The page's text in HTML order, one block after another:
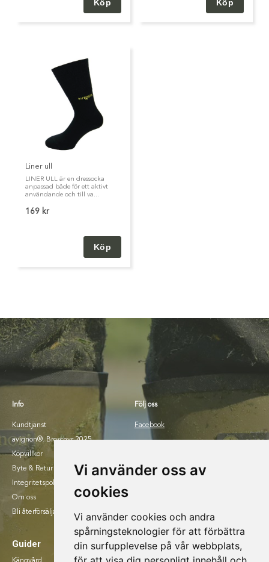
Vi använder oss av
cookies
Vi använder cookies och andra
spårningsteknologier för att förbättra
din surfupplevelse på vår webbplats,
Liner ull
LINER ULL är en dressocka
anpassad både för ett aktivt
användande och till va...
169 kr
Info
Kundtjänst
avignon®. Broschyr 2025.
Köpvillkor
Byte & Retur
Integritetspolicy
Om oss
Bli återförsäljare
Följ oss
Facebook
Guider